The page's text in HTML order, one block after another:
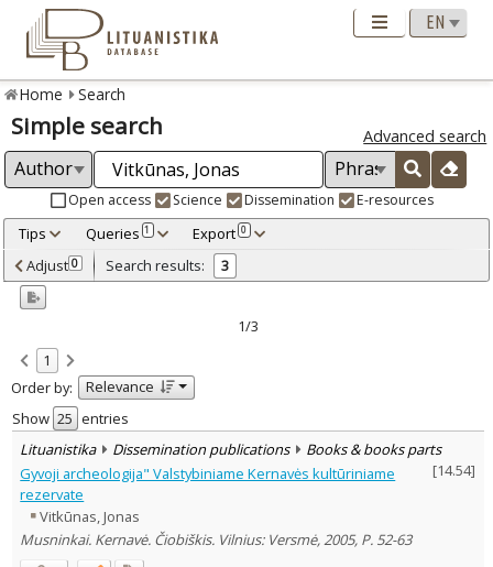
Home Search
Simple search Advanced search
Open access Science Dissemination E-resources
Tips Queries 1 Export 0
Adjusted by criteria 0
Year
Refine
Scientific publications
Dissemination publications
Document Type:
Books & books parts 3
Subject area
Ethnology 1
History 3
Text language
Country of publication
Adjust 0 Search results: 3
1/3
1
Order by:
Relevance
Show
entries
Lituanistika
Dissemination publications
Books & books parts
[14.54]
Gyvoji archeologija" Valstybiniame Kernavės kultūriniame
rezervate
Vitkūnas, Jonas
Musninkai. Kernavė. Čiobiškis. Vilnius: Versmė, 2005, P. 52-63